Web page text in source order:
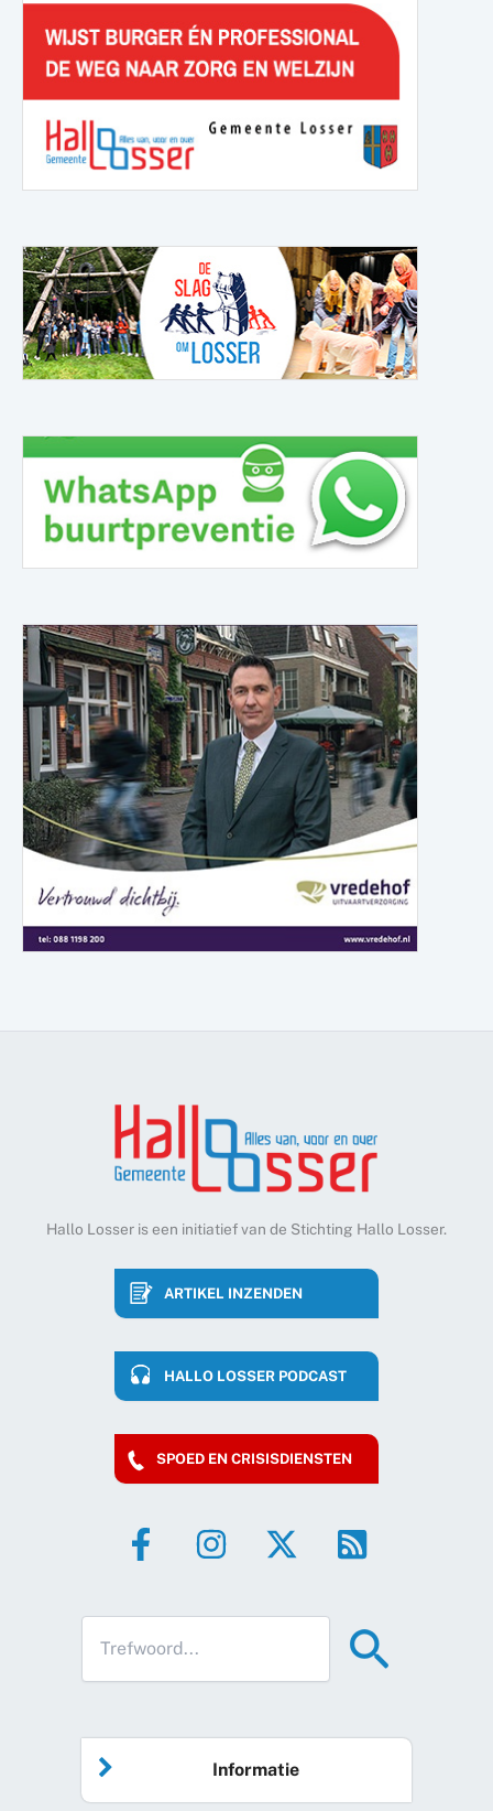
Hallo Losser is een initiatief van de Stichting Hallo Losser.
ARTIKEL INZENDEN
HALLO LOSSER PODCAST
SPOED EN CRISISDIENSTEN
Informatie